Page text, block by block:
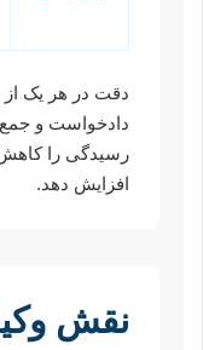
دقت در هر یک
دادخواست و
رسیدگی را کاهش
افزایش دهد.
نقش